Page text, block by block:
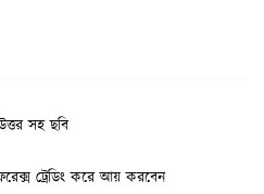
সহ ছবি
ট্রেডিং করে আয় করবেন